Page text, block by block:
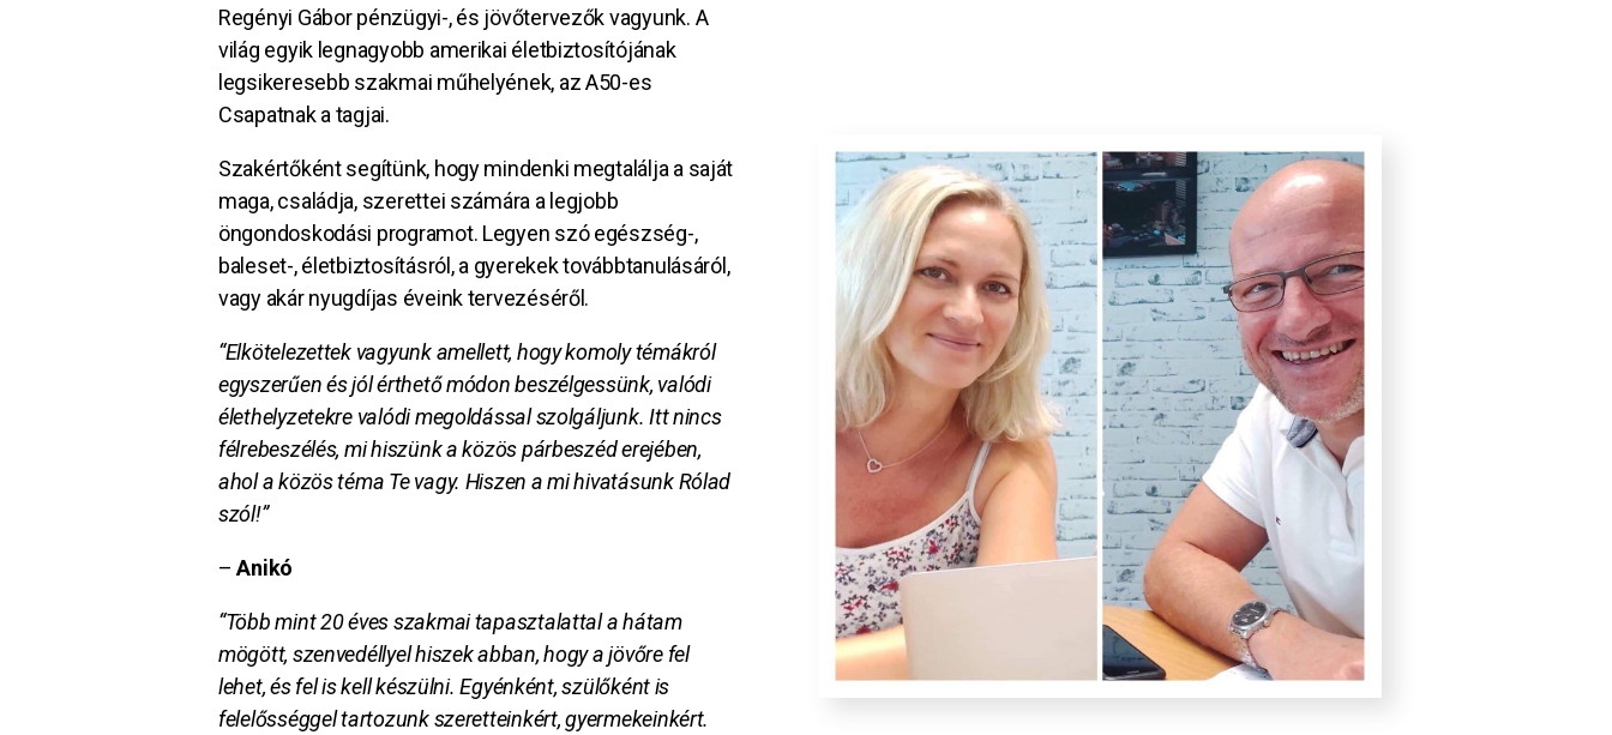
Regényi Gábor pénzügyi-, és jövőtervezők vagyunk. A
világ egyik legnagyobb amerikai életbiztosítójának
legsikeresebb szakmai műhelyének, az A50-es
Csapatnak a tagjai.
Szakértőként segítünk, hogy mindenki megtalálja a saját
maga, családja, szerettei számára a legjobb
öngondoskodási programot. Legyen szó egészség-,
baleset-, életbiztosításról, a gyerekek továbbtanulásáról,
vagy akár nyugdíjas éveink tervezéséről.
“Elkötelezettek vagyunk amellett, hogy komoly témákról
egyszerűen és jól érthető módon beszélgessünk, valódi
élethelyzetekre valódi megoldással szolgáljunk. Itt nincs
félrebeszélés, mi hiszünk a közös párbeszéd erejében,
ahol a közös téma Te vagy. Hiszen a mi hivatásunk Rólad
szól!”
–Anikó
“Több mint 20 éves szakmai tapasztalattal a hátam
mögött, szenvedéllyel hiszek abban, hogy a jövőre fel
lehet, és fel is kell készülni. Egyénként, szülőként is
felelősséggel tartozunk szeretteinkért, gyermekeinkért.